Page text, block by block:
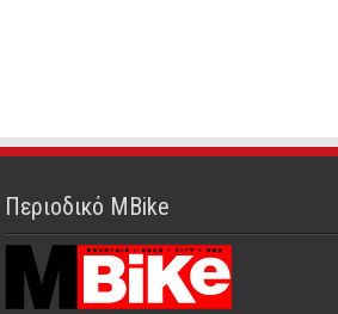
Περιοδικό MBike